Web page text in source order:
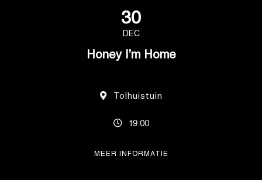
30
DEC
Honey I’m Home
Tolhuistuin
19:00
MEER INFORMATIE